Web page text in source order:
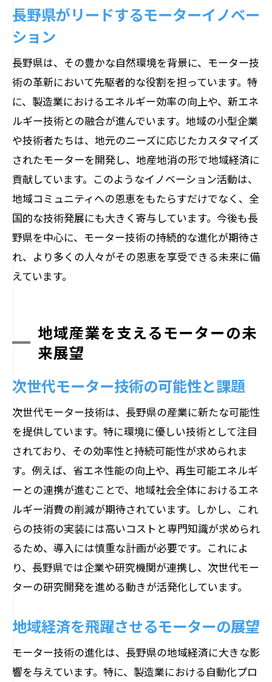
長野県がリードするモーターイノベー
ション
長野県は、その豊かな自然環境を背景に、モーター技
術の革新において先駆者的な役割を担っています。特
に、製造業におけるエネルギー効率の向上や、新エネ
ルギー技術との融合が進んでいます。地域の小型企業
や技術者たちは、地元のニーズに応じたカスタマイズ
されたモーターを開発し、地産地消の形で地域経済に
貢献しています。このようなイノベーション活動は、
地域コミュニティへの恩恵をもたらすだけでなく、全
国的な技術発展にも大きく寄与しています。今後も長
野県を中心に、モーター技術の持続的な進化が期待さ
れ、より多くの人々がその恩恵を享受できる未来に備
えています。
地域産業を支えるモーターの未
来展望
次世代モーター技術の可能性と課題
次世代モーター技術は、長野県の産業に新たな可能性
を提供しています。特に環境に優しい技術として注目
されており、その効率性と持続可能性が求められま
す。例えば、省エネ性能の向上や、再生可能エネルギ
ーとの連携が進むことで、地域社会全体におけるエネ
ルギー消費の削減が期待されています。しかし、これ
らの技術の実装には高いコストと専門知識が求められ
るため、導入には慎重な計画が必要です。これによ
り、長野県では企業や研究機関が連携し、次世代モー
ターの研究開発を進める動きが活発化しています。
地域経済を飛躍させるモーターの展望
モーター技術の進化は、長野県の地域経済に大きな影
響を与えています。特に、製造業における自動化プロ